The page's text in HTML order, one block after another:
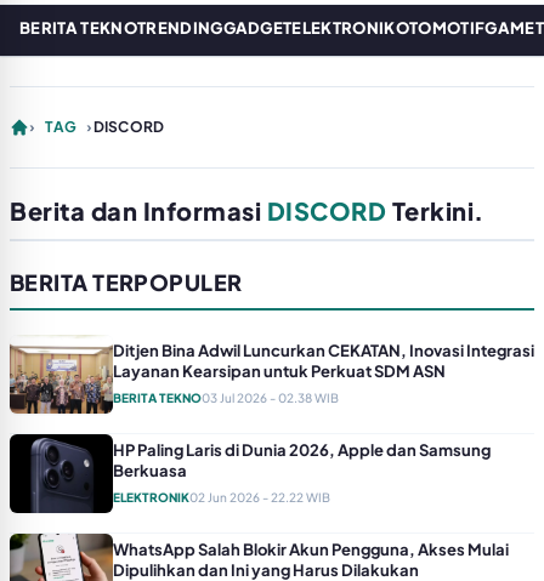
BERITA TEKNOTRENDINGGADGETELEKTRONIKOTOMOTIFGAME
› TAG ›DISCORD
Berita dan Informasi DISCORD Terkini.
BERITA TERPOPULER
Ditjen Bina Adwil Luncurkan CEKATAN, Inovasi Integrasi
Layanan Kearsipan untuk Perkuat SDM ASN
BERITA TEKNO03 Jul 2026 - 02.38 WIB
HP Paling Laris di Dunia 2026, Apple dan Samsung
Berkuasa
ELEKTRONIK02 Jun 2026 - 22.22 WIB
WhatsApp Salah Blokir Akun Pengguna, Akses Mulai
Dipulihkan dan Ini yang Harus Dilakukan